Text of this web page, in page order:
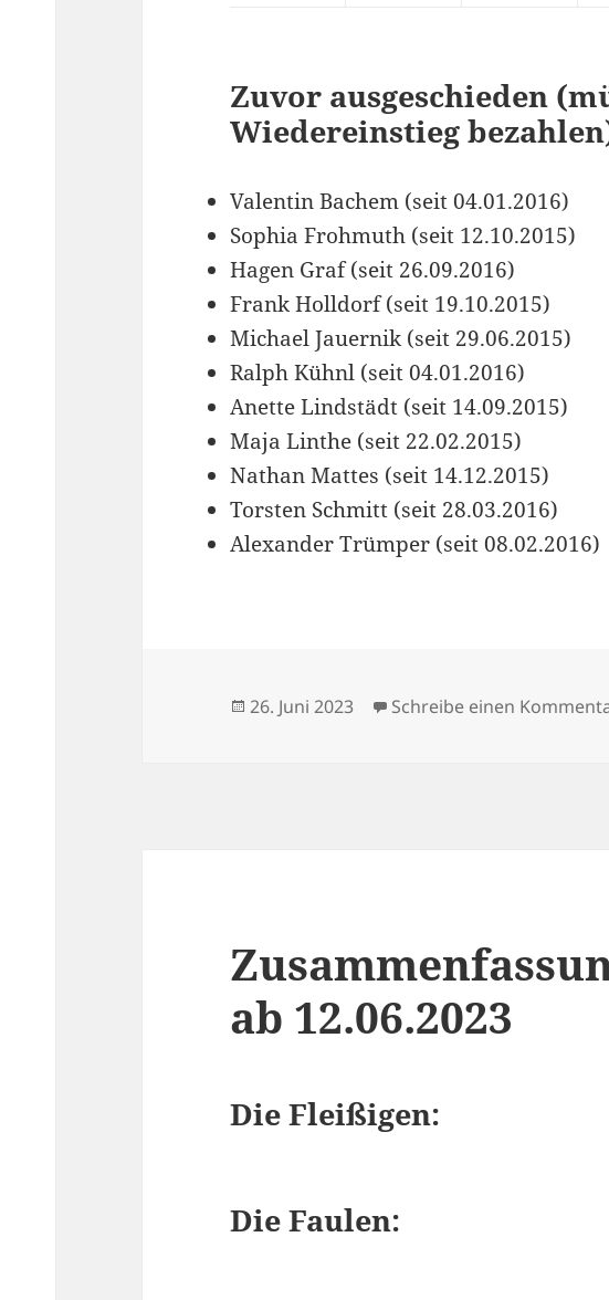
Zuvor ausgeschieden
Wiedereinstieg
Valentin Bachem (seit 04.01.2016)
Sophia Frohmuth (seit 12.10.2015)
Hagen Graf (seit 26.09.2016)
Frank Holldorf (seit 19.10.2015)
Michael Jauernik (seit 29.06.2015)
Ralph Kühnl (seit 04.01.2016)
Anette Lindstädt (seit 14.09.2015)
Maja Linthe (seit 22.02.2015)
Nathan Mattes (seit 14.12.2015)
Torsten Schmitt (seit 28.03.2016)
Alexander Trümper (seit 08.02.2016)
Veröffentlicht
26. Juni 2023 Schreibe einen
ab 12.06.2023
Die Fleißigen:
Die Faulen: